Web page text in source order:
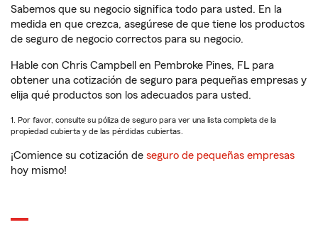
Sabemos que su negocio significa todo para usted. En la
medida en que crezca, asegúrese de que tiene los productos
de seguro de negocio correctos para su negocio.
Hable con Chris Campbell en Pembroke Pines, FL para
obtener una cotización de seguro para pequeñas empresas y
elija qué productos son los adecuados para usted.
1. Por favor, consulte su póliza de seguro para ver una lista completa de la
propiedad cubierta y de las pérdidas cubiertas.
¡Comience su cotización de seguro de pequeñas empresas
hoy mismo!